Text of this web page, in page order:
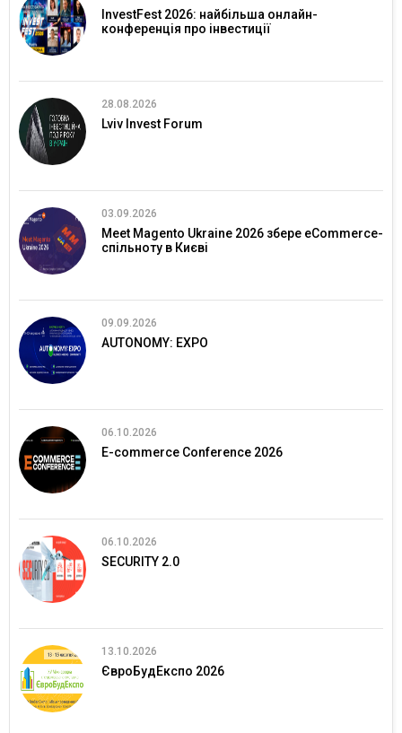
InvestFest 2026: найбільша онлайн-
конференція про інвестиції
28.08.2026
Lviv Invest Forum
03.09.2026
Meet Magento Ukraine 2026 збере eCommerce-
спільноту в Києві
09.09.2026
AUTONOMY: EXPO
06.10.2026
E-commerce Conference 2026
06.10.2026
SECURITY 2.0
13.10.2026
ЄвроБудЕкспо 2026